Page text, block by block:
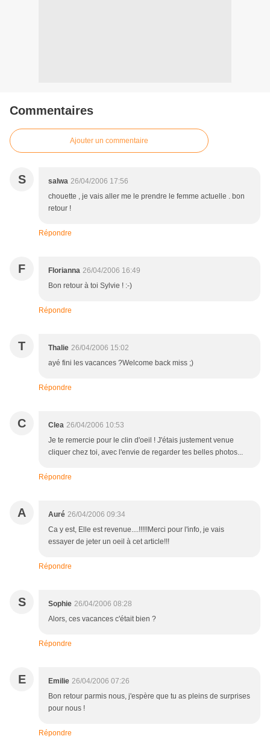
Commentaires
Ajouter un commentaire
S salwa 26/04/2006 17:56
chouette , je vais aller me le prendre le femme actuelle . bon
retour !
Répondre
F Florianna 26/04/2006 16:49
Bon retour à toi Sylvie ! :-)
Répondre
T Thalie 26/04/2006 15:02
ayé fini les vacances ?Welcome back miss ;)
Répondre
C Clea 26/04/2006 10:53
Je te remercie pour le clin d'oeil ! J'étais justement venue
cliquer chez toi, avec l'envie de regarder tes belles photos...
Répondre
A Auré 26/04/2006 09:34
Ca y est, Elle est revenue....!!!!!Merci pour l'info, je vais
essayer de jeter un oeil à cet article!!!
Répondre
S Sophie 26/04/2006 08:28
Alors, ces vacances c'était bien ?
Répondre
E Emilie 26/04/2006 07:26
Bon retour parmis nous, j'espère que tu as pleins de surprises
pour nous !
Répondre